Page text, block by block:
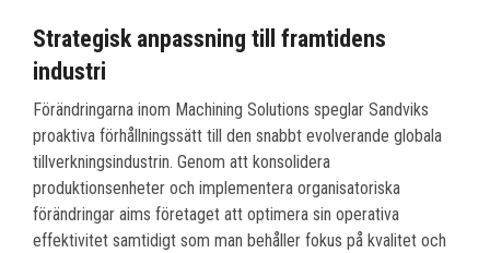
Strategisk anpassning till framtidens
industri
Förändringarna inom Machining Solutions speglar Sandviks
proaktiva förhållningssätt till den snabbt evolverande globala
tillverkningsindustrin. Genom att konsolidera
produktionsenheter och implementera organisatoriska
förändringar aims företaget att optimera sin operativa
effektivitet samtidigt som man behåller fokus på kvalitet och